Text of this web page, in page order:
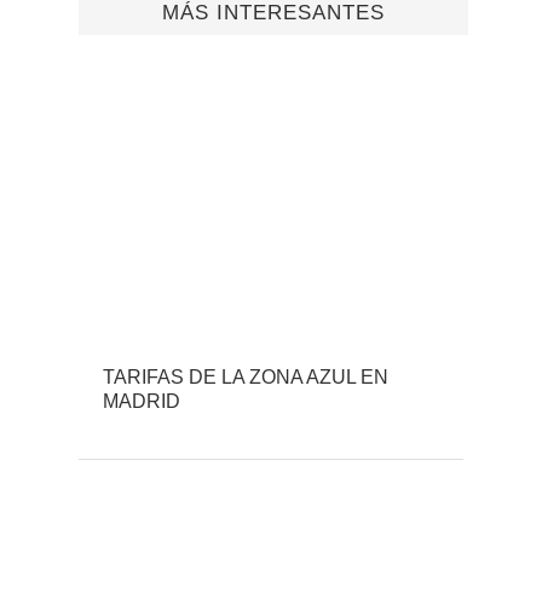
MÁS INTERESANTES
TARIFAS DE LA ZONA AZUL EN
MADRID